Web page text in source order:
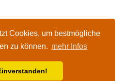
Cookies, um bestmögliche
zu können. mehr Infos